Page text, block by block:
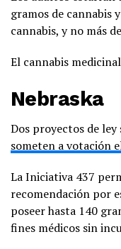
gramos de cannabis
cannabis, y no más
El cannabis
Nebraska
Dos proyectos de
someten a votación
La Iniciativa 437
recomendación por
poseer hasta 140
fines médicos sin